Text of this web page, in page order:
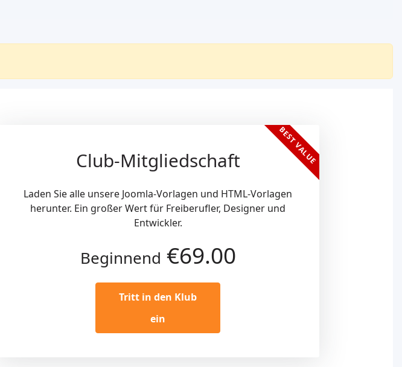
Club-Mitgliedschaft BEST VALUE
Laden Sie alle unsere Joomla-Vorlagen und HTML-Vorlagen
herunter. Ein großer Wert für Freiberufler, Designer und
Entwickler.
Beginnend €69.00
Tritt in den Klub
ein